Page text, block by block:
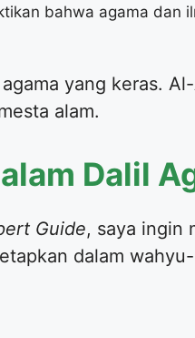
bahwa agama dan
yang keras.
alam.
Dalil
Guide, saya ingin
dalam